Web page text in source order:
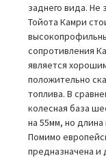
заднего вида. Не
Тойота Камри
сопротивления
является
положительно
топлива. В
колесная база
на 55мм, но
Помимо
предназначена и